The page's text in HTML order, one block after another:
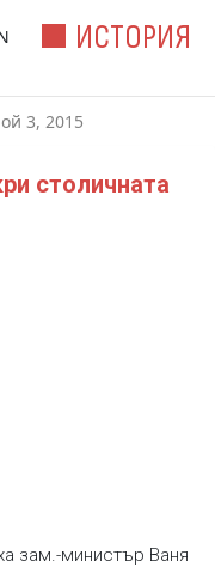
ИСТОРИЯ
3, 2015
столичната
зам.-министър Ваня